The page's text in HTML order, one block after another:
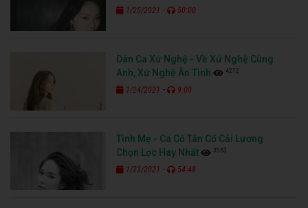
1/25/2021 - 50:00
Dân Ca Xứ Nghệ - Về Xứ Nghệ Cùng
Anh, Xứ Nghệ Ân Tình
4272
1/24/2021 - 9:00
Tình Mẹ - Ca Cổ Tân Cổ Cải Lương
Chọn Lọc Hay Nhất
3563
1/23/2021 - 54:48